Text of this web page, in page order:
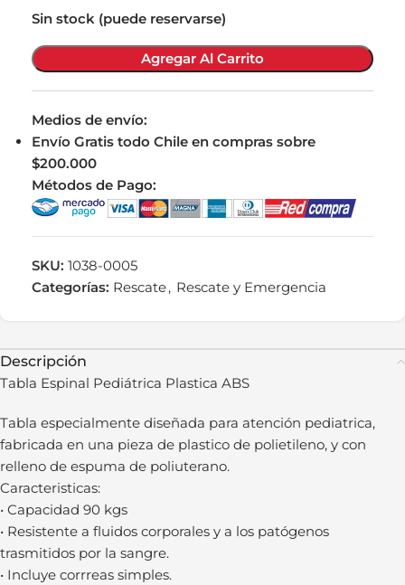
Sin stock (puede reservarse)
Agregar Al Carrito
Medios de envío:
Envío Gratis todo Chile en compras sobre
$200.000
Métodos de Pago:
SKU: 1038-0005
Categorías: Rescate, Rescate y Emergencia
Descripción
Tabla Espinal Pediátrica Plastica ABS
Tabla especialmente diseñada para atención pediatrica,
fabricada en una pieza de plastico de polietileno, y con
relleno de espuma de poliuterano.
Caracteristicas:
• Capacidad 90 kgs
• Resistente a fluidos corporales y a los patógenos
trasmitidos por la sangre.
• Incluye corrreas simples.